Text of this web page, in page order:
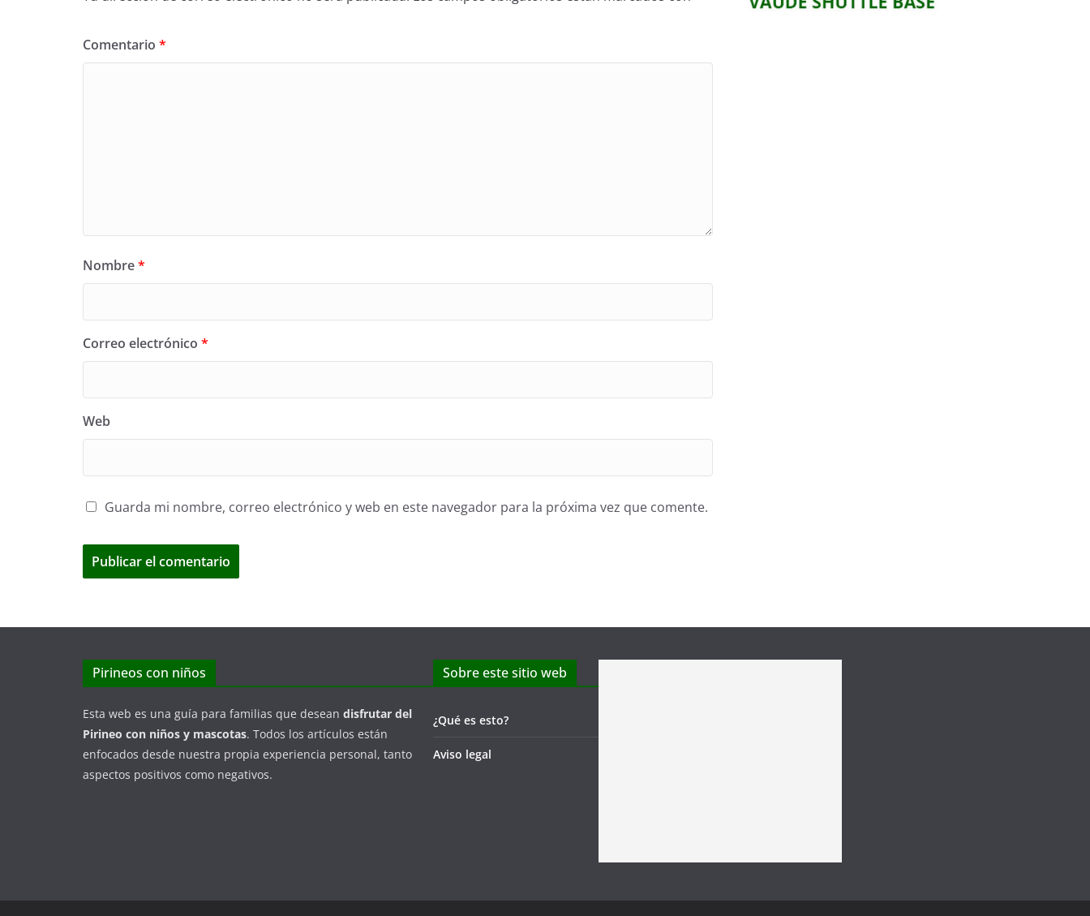
Comentario *
Nombre*
Correo electrónico *
Web
Guarda mi nombre, correo electrónico y web en este navegador para la próxima vez que comente.
Pirineos con niños
Esta web es una guía para familias que desean disfrutar del
Pirineo con niños y mascotas. Todos los artículos están
enfocados desde nuestra propia experiencia personal, tanto
aspectos positivos como negativos.
Sobre este sitio web
¿Qué es esto?
Aviso legal